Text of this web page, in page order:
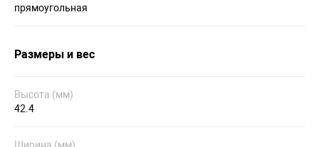
прямоугольная
Размеры и вес
Высота (мм)
42.4
Ширина (мм)